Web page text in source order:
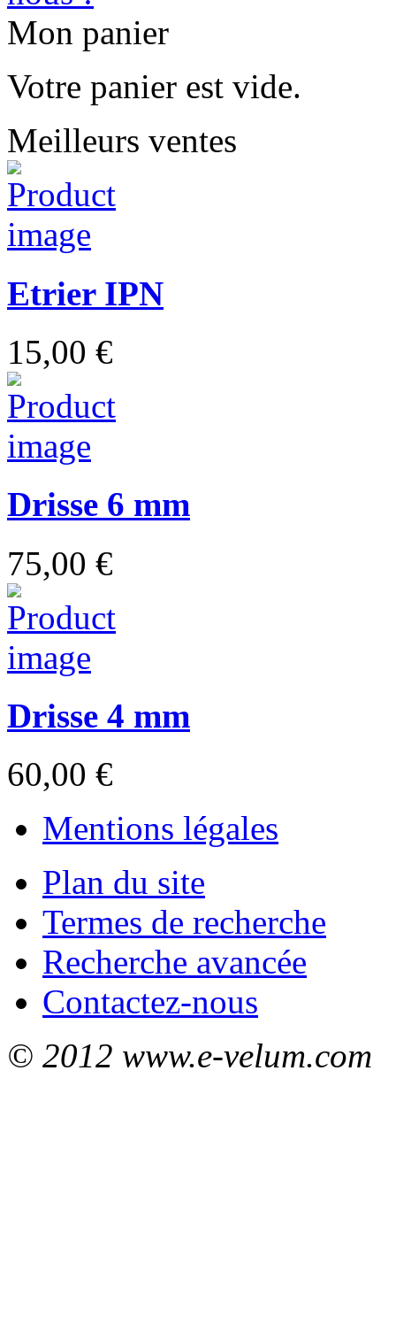
Mon panier
Votre panier est vide.
Meilleurs ventes
Etrier IPN
15,00 €
Drisse 6 mm
75,00 €
Drisse 4 mm
60,00 €
Mentions légales
Plan du site
Termes de recherche
Recherche avancée
Contactez-nous
© 2012 www.e-velum.com